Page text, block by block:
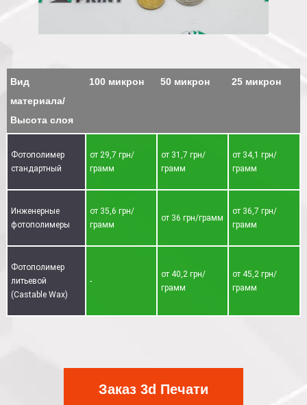
Вид
материала/
Высота слоя
100 микрон 50 микрон 25 микрон
Фотополимер
стандартный
от 29,7 грн/
грамм
от 31,7 грн/
грамм
от 34,1 грн/
грамм
Инженерные
фотополимеры
от 35,6 грн/
грамм
от 36 грн/грамм
от 36,7 грн/
грамм
Фотополимер
литьевой
(Castable Wax)
-
от 40,2 грн/
грамм
от 45,2 грн/
грамм
Заказ 3d Печати